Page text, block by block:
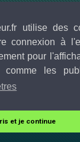
utilise des
connexion à
pour
comme les
et je continue